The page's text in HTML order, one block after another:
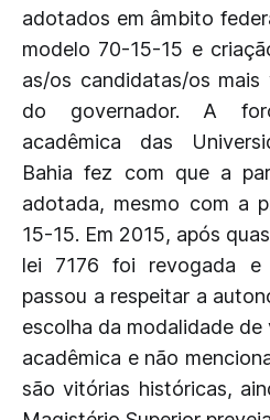
adotados em âmbito
modelo 70-15-15 e
as/os candidatas/os
do governador. A
acadêmica das
Bahia fez com que a
adotada, mesmo com a
15-15. Em 2015, após
lei 7176 foi revogada
passou a respeitar a
escolha da modalidade
acadêmica e não
são vitórias históricas,